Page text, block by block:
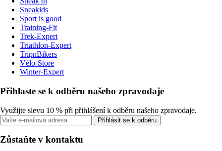
Sneakids
Sport is good
Training-Fit
Trek-Expert
Triathlon-Expert
TripnBikers
Vélo-Store
Winter-Expert
Přihlaste se k odběru našeho zpravodaje
Využijte slevu 10 % při přihlášení k odběru našeho zpravodaje.
Přihlásit se k odběru
Zůstaňte v kontaktu